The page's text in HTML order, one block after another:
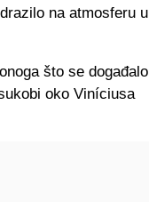
na atmosferu u
što se događalo
oko Viníciusa